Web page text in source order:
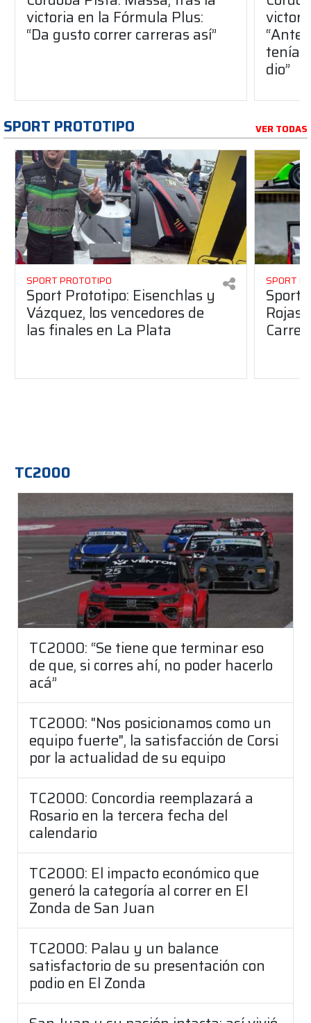
victoria en la Fórmula Plus:
“Da gusto correr carreras así”
dio”
SPORT PROTOTIPO VER TODAS
SPORT PROTOTIPO
Sport Prototipo: Eisenchlas y
Vázquez, los vencedores de
las finales en La Plata
SPORT
Sport
TC2000
TC2000: “Se tiene que terminar eso
de que, si corres ahí, no poder hacerlo
acá”
TC2000: "Nos posicionamos como un
equipo fuerte", la satisfacción de Corsi
por la actualidad de su equipo
TC2000: Concordia reemplazará a
Rosario en la tercera fecha del
calendario
TC2000: El impacto económico que
generó la categoría al correr en El
Zonda de San Juan
TC2000: Palau y un balance
satisfactorio de su presentación con
podio en El Zonda